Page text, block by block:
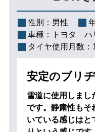
性別： 男性
車種：
トヨタ
タイヤ使用月数：
安定のブリ
雪道に使用しまし
です。静粛性もそ
いている感じはと